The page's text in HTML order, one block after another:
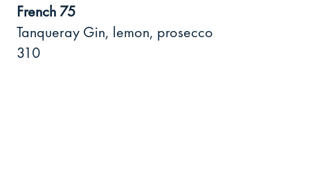
French 75
Tanqueray Gin, lemon, prosecco
310